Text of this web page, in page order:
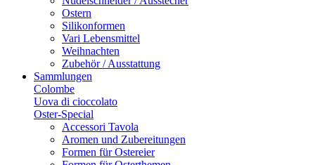
Ostern
Silikonformen
Vari Lebensmittel
Weihnachten
Zubehör / Ausstattung
Sammlungen
Colombe
Uova di cioccolato
Oster-Special
Accessori Tavola
Aromen und Zubereitungen
Formen für Ostereier